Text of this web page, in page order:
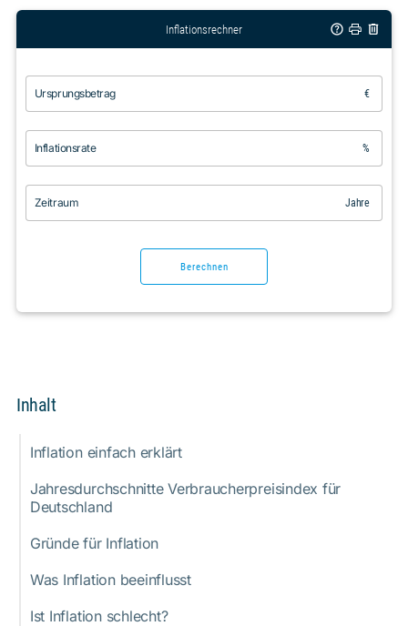
Inflationsrechner
Ursprungsbetrag €
Inflationsrate %
Zeitraum Jahre
Berechnen
Inhalt
Inflation einfach erklärt
Jahresdurchschnitte Verbraucherpreisindex für
Deutschland
Gründe für Inflation
Was Inflation beeinflusst
Ist Inflation schlecht?